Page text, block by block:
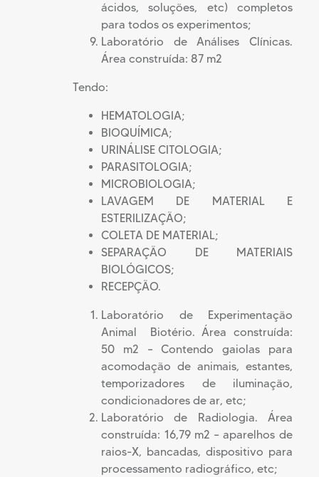
ácidos, soluções, etc) completos
para todos os experimentos;
Laboratório de Análises Clínicas.
Área construída: 87 m2
Tendo:
HEMATOLOGIA;
BIOQUÍMICA;
URINÁLISE CITOLOGIA;
PARASITOLOGIA;
MICROBIOLOGIA;
LAVAGEM DE MATERIAL E
ESTERILIZAÇÃO;
COLETA DE MATERIAL;
SEPARAÇÃO DE MATERIAIS
BIOLÓGICOS;
RECEPÇÃO.
Laboratório de Experimentação
Animal  Biotério. Área construída:
50 m2 – Contendo gaiolas para
acomodação de animais, estantes,
temporizadores de iluminação,
condicionadores de ar, etc;
Laboratório de Radiologia. Área
construída: 16,79 m2 – aparelhos de
raios-X, bancadas, dispositivo para
processamento radiográfico, etc;